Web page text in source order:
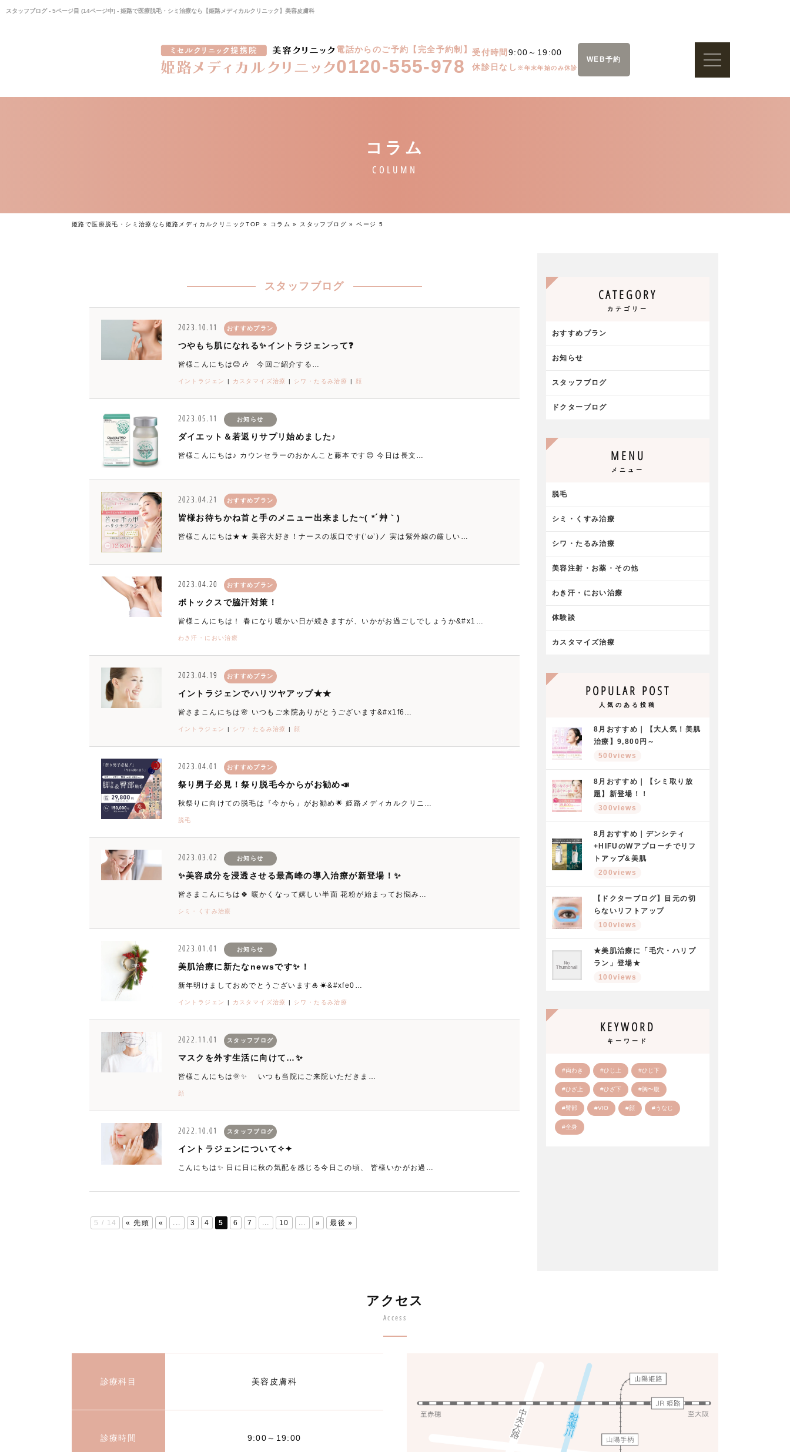
スタッフブログ - 5ページ目 (14ページ中) - 姫路で医療脱毛・シミ治療なら【姫路メディカルクリニック】美容皮膚科
電話からのご予約【完全予約制】
0120-555-978
受付時間 9:00～19:00
休診日なし ※年末年始のみ休診
WEB予約
姫路で医療脱毛・シミ治療なら姫路メディカルクリニックTOP » コラム » スタッフブログ »ページ 5
スタッフブログ
2023.10.11 おすすめプラン
つやもち肌になれる✨イントラジェンって❓
皆様こんにちは😊🎶 今回ご紹介する…
イントラジェン カスタマイズ治療 シワ・たるみ治療 顔
2023.05.11 お知らせ
ダイエット＆若返りサプリ始めました♪
皆様こんにちは♪ カウンセラーのおかんこと藤本です😊 今日は長文…
2023.04.21 おすすめプラン
皆様お待ちかね首と手のメニュー出来ました~( *´艸｀)
皆様こんにちは★★ 美容大好き！ナースの坂口です(‘ω’)ノ 実は紫外線の厳しい…
2023.04.20 おすすめプラン
ボトックスで脇汗対策！
皆様こんにちは！ 春になり暖かい日が続きますが、いかがお過ごしでしょうか&#x1…
わき汗・におい治療
2023.04.19 おすすめプラン
イントラジェンでハリツヤアップ★★
皆さまこんにちは🌸 いつもご来院ありがとうございます&#x1f6…
イントラジェン シワ・たるみ治療 顔
2023.04.01 おすすめプラン
祭り男子必見！祭り脱毛今からがお勧め📣
秋祭りに向けての脱毛は『今から』がお勧め🌟 姫路メディカルクリニ…
脱毛
2023.03.02 お知らせ
✨美容成分を浸透させる最高峰の導入治療が新登場！✨
皆さまこんにちは🍀 暖かくなって嬉しい半面 花粉が始まってお悩み…
シミ・くすみ治療
2023.01.01 お知らせ
美肌治療に新たなnewsです✨！
新年明けましておめでとうございます🎍☀&#xfe0…
イントラジェン カスタマイズ治療 シワ・たるみ治療
2022.11.01 スタッフブログ
マスクを外す生活に向けて…✨
皆様こんにちは🌞✨ いつも当院にご来院いただきま…
顔
2022.10.01 スタッフブログ
イントラジェンについて✧✦
こんにちは✨ 日に日に秋の気配を感じる今日この頃、 皆様いかがお過…
5 / 14 « 先頭 « ... 3 4 5 6 7 ... 10 ... » 最後 »
CATEGORY
カテゴリー
おすすめプラン
お知らせ
スタッフブログ
ドクターブログ
MENU
メニュー
脱毛
シミ・くすみ治療
シワ・たるみ治療
美容注射・お薬・その他
わき汗・におい治療
体験談
カスタマイズ治療
POPULAR POST
人気のある投稿
8月おすすめ｜【大人気！美肌
治療】9,800円～
500views
8月おすすめ｜【シミ取り放
題】新登場！！
300views
8月おすすめ｜デンシティ
+HIFUのWアプローチでリフ
トアップ&美肌
200views
【ドクターブログ】目元の切
らないリフトアップ
100views
★美肌治療に「毛穴・ハリプ
ラン」登場★
100views
KEYWORD
キーワード
#両わき #ひじ上 #ひじ下
#ひざ上 #ひざ下 #胸〜腹
#臀部 #VIO #顔 #うなじ
#全身
アクセス
Access
診療科目 美容皮膚科
診療時間 9:00～19:00